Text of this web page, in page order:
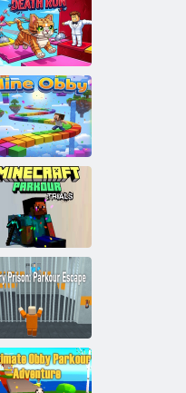
Obby: Corsa alla
morte
Il mio Obby
Minecraft
Parkour Proves
PRIGIONE DI